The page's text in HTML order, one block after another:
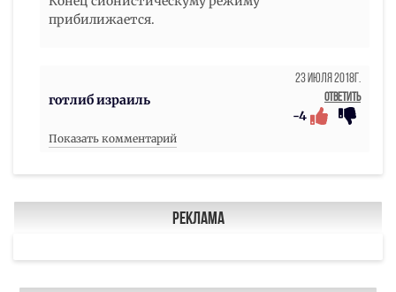
прибилижается.
готлиб израиль
23 Июля 2018г.
Ответить
-4
Показать комментарий
Реклама